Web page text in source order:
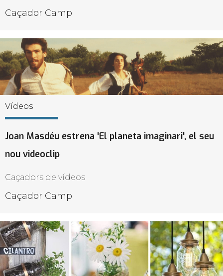
Caçador Camp
Vídeos
Joan Masdéu estrena 'El planeta imaginari', el seu
nou videoclip
Caçadors de vídeos
Caçador Camp